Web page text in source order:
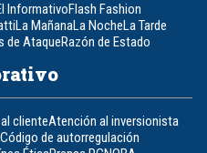
InformativoFlash Fashion
La MañanaLa NocheLa Tarde
de AtaqueRazón de Estado
clienteAtención al inversionista
Código de autorregulación